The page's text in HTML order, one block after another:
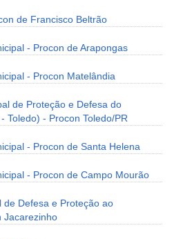
de Francisco Beltrão
- Procon de Arapongas
- Procon Matelândia
de Proteção e Defesa do
Toledo) - Procon Toledo/PR
- Procon de Santa Helena
- Procon de Campo Mourão
de Defesa e Proteção ao
Jacarezinho